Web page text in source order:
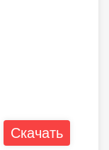
Скачать